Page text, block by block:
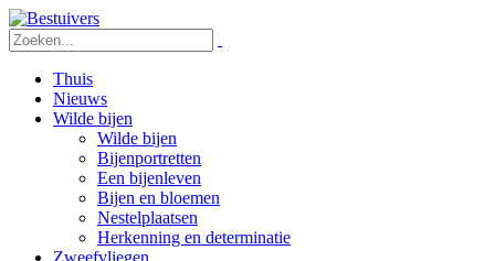
Thuis
Nieuws
Wilde bijen
Wilde bijen
Bijenportretten
Een bijenleven
Bijen en bloemen
Nestelplaatsen
Herkenning en determinatie
Zweefvliegen